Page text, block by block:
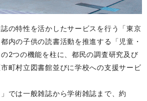
の特性を活かしたサービスを行う「東京
内の子供の読書活動を推進する「児童・
2つの機能を柱に、都民の調査研究及び
町村立図書館並びに学校への支援サービ
」では一般雑誌から学術雑誌まで、約